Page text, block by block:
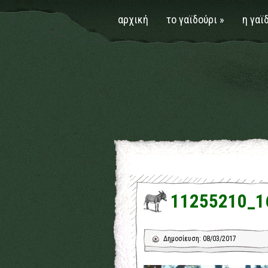
αρχική το γαϊδούρι » η
Δημοσίευση: 08/03/2017